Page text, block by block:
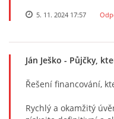
5. 11. 2024 17:57
Ján Ješko - Půjčky,
Řešení financování,
Rychlý a okamžitý